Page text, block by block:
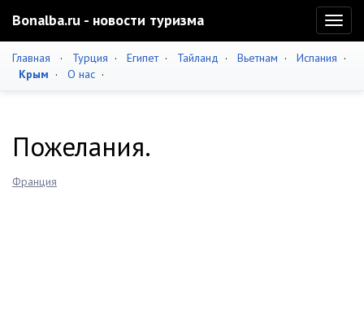
Bonalba.ru - новости туризма
Главная · Турция · Египет· Тайланд · Вьетнам · Испания ·
Крым · О нас ·
Пожелания.
Франция